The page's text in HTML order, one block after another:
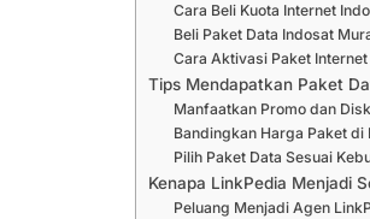
Cara Beli Kuota Internet
Beli Paket Data Indosat
Cara Aktivasi Paket
Tips Mendapatkan Paket
Manfaatkan Promo dan
Bandingkan Harga Paket
Pilih Paket Data Sesuai
Kenapa LinkPedia Menjadi
Peluang Menjadi Agen